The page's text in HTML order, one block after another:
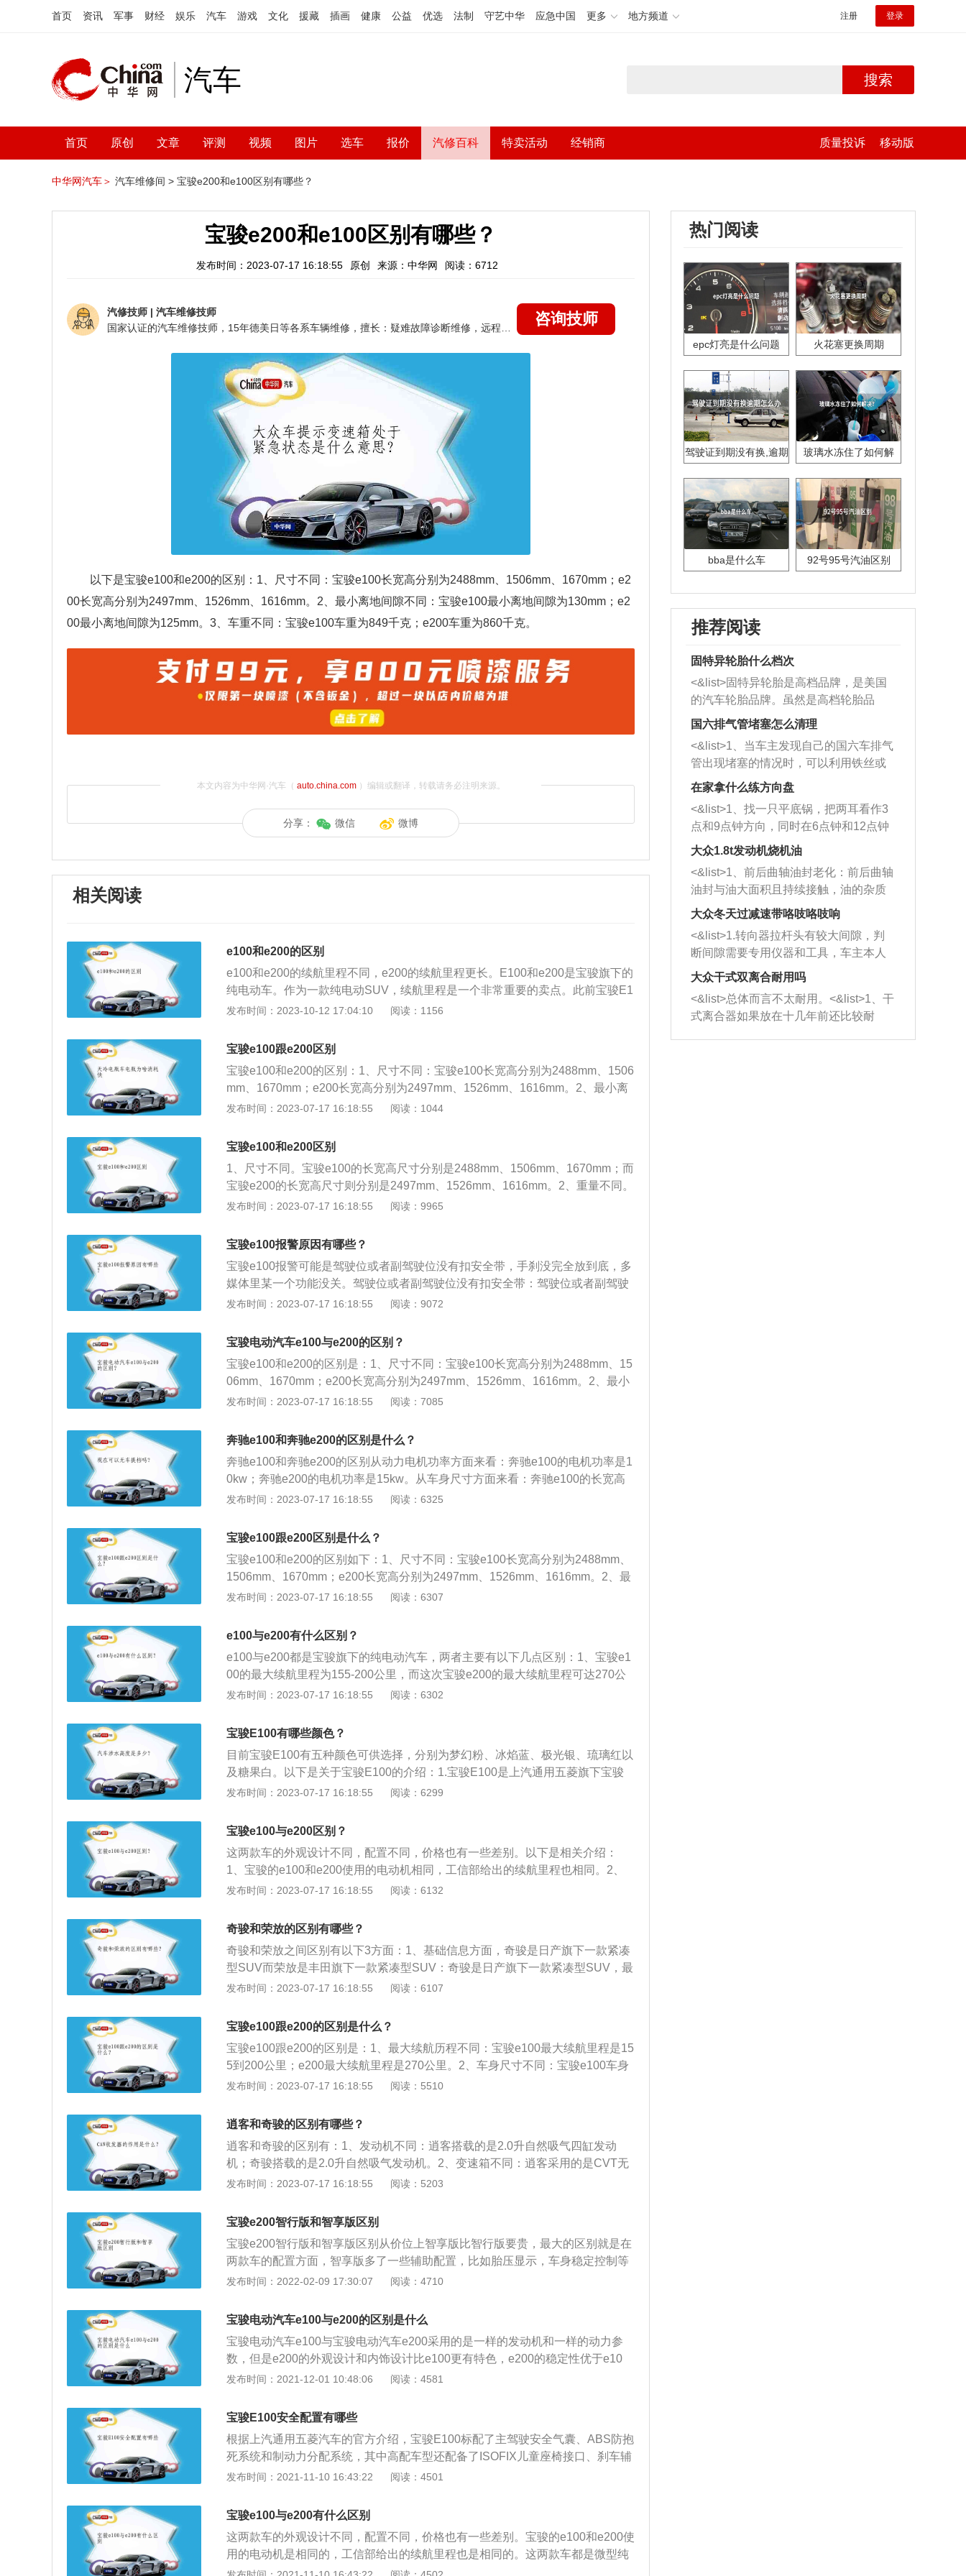
首页 资讯 军事 财经 娱乐 汽车 游戏 文化 援藏 插画 健康 公益 优选 法制 守艺中华 应急中国 更多 地方频道 注册 登录
汽车 搜索
首页 原创 文章 评测 视频 图片 选车 报价 汽修百科 特卖活动 经销商 质量投诉 移动版
中华网汽车＞ 汽车维修间 > 宝骏e200和e100区别有哪些？
宝骏e200和e100区别有哪些？
发布时间：2023-07-17 16:18:55 原创 来源：中华网 阅读：6712
汽修技师 | 汽车维修技师
咨询技师
以下是宝骏e100和e200的区别：1、尺寸不同：宝骏e100长宽高分别为2488mm、1506mm、1670mm；e2
00长宽高分别为2497mm、1526mm、1616mm。2、最小离地间隙不同：宝骏e100最小离地间隙为130mm；e2
00最小离地间隙为125mm。3、车重不同：宝骏e100车重为849千克；e200车重为860千克。
本文内容为中华网·汽车（ auto.china.com）编辑或翻译，转载请务必注明来源。
分享： 微信 微博
相关阅读
e100和e200的区别
e100和e200的续航里程不同，e200的续航里程更长。E100和e200是宝骏旗下的
纯电动车。作为一款纯电动SUV，续航里程是一个非常重要的卖点。此前宝骏E1
00的最大续航里程为155-200公里，但这次宝骏E200的最大续航里程可以达到27
出行。而且还增加了智能供电功能，让您的出行更加安全。E200空房间设计合
理，感觉比e100更舒适宽敞。e100的动力电机为10kW，e200的动力电机为15k
W。E200在安全方面，e200通过减少AB柱盲区、扩大后视镜视野来提升驾驶安
全性。同时为了提高乘坐舒适性，还改进了座椅的包裹性，更充分的支撑腰部，
增加了四向座椅调节功能。
发布时间：2023-10-12 17:04:10 阅读：1156
宝骏e100跟e200区别
宝骏e100和e200的区别：1、尺寸不同：宝骏e100长宽高分别为2488mm、1506
mm、1670mm；e200长宽高分别为2497mm、1526mm、1616mm。2、最小离
地间隙不同：宝骏e100最小离地间隙为130mm；e200最小离地间隙为125mm。
0两款车的生产厂商都为上汽通用五菱，发动机为纯电动39马力电动机，电动机
最大马力为39ps，电动机总功率为29kw。4、价格不同：宝骏e100和e200配置
不同，即价格也不同。这两款车都是微型纯电动汽车。纯电动汽车是可以使用绿
色新能源牌照的，在国家政策的鼓励下，有很多消费者都购买了纯电动汽车。在
很多限牌的城市，绿色新能源牌照是不需要摇号的。纯电动汽车的优点是有很多
是更好的。
发布时间：2023-07-17 16:18:55 阅读：1044
宝骏e100和e200区别
1、尺寸不同。宝骏e100的长宽高尺寸分别是2488mm、1506mm、1670mm；而
宝骏e200的长宽高尺寸则分别是2497mm、1526mm、1616mm。2、重量不同。
宝骏e100车身重849千克，宝骏e200车身重860千克。3、离地间隙不同。宝骏e
同。宝骏e200在宝骏e100的基础上，在中央空调部分采取了隔音降噪措施，用的
是低噪音风机，并且车身的减震工作能力是比较强大的。同时座椅设计合乎人体
力学，坐起来会比较舒适。电瓶采用的是锂电池设计，可以储备大量动能，续航
里程数可达到270km。
发布时间：2023-07-17 16:18:55 阅读：9965
宝骏e100报警原因有哪些？
宝骏e100报警可能是驾驶位或者副驾驶位没有扣安全带，手刹没完全放到底，多
媒体里某一个功能没关。驾驶位或者副驾驶位没有扣安全带：驾驶位或者副驾驶
位没有扣安全带，副驾驶不扣安全带也会滴滴响，扣了就不响;手刹没完全放到
一个功能没关，例如打开了WiFi自动查找，给关，就没声音。
发布时间：2023-07-17 16:18:55 阅读：9072
宝骏电动汽车e100与e200的区别？
宝骏e100和e200的区别是：1、尺寸不同：宝骏e100长宽高分别为2488mm、15
06mm、1670mm；e200长宽高分别为2497mm、1526mm、1616mm。2、最小
离地间隙不同：宝骏e100最小离地间隙为130mm；e200最小离地间隙为125m
e200两款车的生产厂商都为上汽通用五菱，发动机为纯电动39马力电动机，电动
机最大马力为39ps，电动机总功率为29kw。
发布时间：2023-07-17 16:18:55 阅读：7085
奔驰e100和奔驰e200的区别是什么？
奔驰e100和奔驰e200的区别从动力电机功率方面来看：奔驰e100的电机功率是1
0kw；奔驰e200的电机功率是15kw。从车身尺寸方面来看：奔驰e100的长宽高
分别为2488mm、1506mm、1670mm；奔驰e200的长宽高分别为2497mm、152
公里；奔驰e200的最大续航里程是270公里。从最小离地间隙方面来看：奔驰e1
00的最小离地间隙为130mm；奔驰e200的最小离地间隙为125mm。
发布时间：2023-07-17 16:18:55 阅读：6325
宝骏e100跟e200区别是什么？
宝骏e100和e200的区别如下：1、尺寸不同：宝骏e100长宽高分别为2488mm、
1506mm、1670mm；e200长宽高分别为2497mm、1526mm、1616mm。2、最
小离地间隙不同：宝骏e100最小离地间隙为130mm；e200最小离地间隙为125m
e200两款车的生产厂商都为上汽通用五菱，发动机为纯电动39马力电动机，电动
机最大马力为39ps，电动机总功率为29kw。
发布时间：2023-07-17 16:18:55 阅读：6307
e100与e200有什么区别？
e100与e200都是宝骏旗下的纯电动汽车，两者主要有以下几点区别：1、宝骏e1
00的最大续航里程为155-200公里，而这次宝骏e200的最大续航里程可达270公
里。2、e200空间设计合理，感觉比e100舒适，也宽敞许多，e100动力电机为10
的包裹性，对腰部的支撑更充分，并增加了4向座椅调节功能。
发布时间：2023-07-17 16:18:55 阅读：6302
宝骏E100有哪些颜色？
目前宝骏E100有五种颜色可供选择，分别为梦幻粉、冰焰蓝、极光银、琉璃红以
及糖果白。以下是关于宝骏E100的介绍：1.宝骏E100是上汽通用五菱旗下宝骏
品牌首款新能源汽车，2019款宝骏E100分别增加两款续航为250km的车型，分
黑处理，搭配双色车身的设计，营造出悬浮式车顶的视觉效果。
发布时间：2023-07-17 16:18:55 阅读：6299
宝骏e100与e200区别？
这两款车的外观设计不同，配置不同，价格也有一些差别。以下是相关介绍：
1、宝骏的e100和e200使用的电动机相同，工信部给出的续航里程也相同。2、
纯电动汽车可以使用绿色新能源牌照，在国家政策的鼓励下，有很多消费者都贝
和抖动，纯电动汽t驶时车内的静谧性更好。4、纯电动汽车在行驶时没有尾气排
放，这对保护地球环境有好处。
发布时间：2023-07-17 16:18:55 阅读：6132
奇骏和荣放的区别有哪些？
奇骏和荣放之间区别有以下3方面：1、基础信息方面，奇骏是日产旗下一款紧凑
型SUV而荣放是丰田旗下一款紧凑型SUV：奇骏是日产旗下一款紧凑型SUV，最
新款顶配车型是2021款2.5LCVTXVPremium至尊领航版4WD，荣放是丰田旗下
面，奇骏车身以及轴距要比荣放长：奇骏最新款顶配版车身长宽高为4675(mm)x
1830(mm)x1724(mm)，轴距为2706(mm)，荣放最新款顶配版车身长宽高为4600
(mm)x1855(mm)x1680(mm)，轴距为2690(mm)。整体车身方面，奇骏顶配版车
身要比荣放顶配版车身长，同时奇骏顶配版轴距也要比荣放顶配版轴距长；3、
动力方面，奇骏搭载一台2.5L自然吸气发动机而荣放搭载一台2.5L自然吸气发动
大扭矩239N·m，匹配CVT无级变速(模拟7挡)变速箱；荣放搭载一台2.5L自然吸
气发动机，最大马力178Ps，最大功率131kW，最大扭矩221N·m，匹配E-CVT
无级变速变速箱，同时搭载是一台电动机，最大马力174Ps，最大功率128kW。
发布时间：2023-07-17 16:18:55 阅读：6107
宝骏e100跟e200的区别是什么？
宝骏e100跟e200的区别是：1、最大续航历程不同：宝骏e100最大续航里程是15
5到200公里；e200最大续航里程是270公里。2、车身尺寸不同：宝骏e100车身
尺寸是长2488mm、宽1506mm、高1670mm；e200车身尺寸是长2497mm、宽1
m；e200最小离点间隙是125mm。
发布时间：2023-07-17 16:18:55 阅读：5510
逍客和奇骏的区别有哪些？
逍客和奇骏的区别有：1、发动机不同：逍客搭载的是2.0升自然吸气四缸发动
机；奇骏搭载的是2.0升自然吸气发动机。2、变速箱不同：逍客采用的是CVT无
极变速箱；奇骏采用的是6速手动和7速CVT无级变速箱。3、尺寸不同：逍客长
4675mm、1820mm、1722mm，轴距是2706mm。
发布时间：2023-07-17 16:18:55 阅读：5203
宝骏e200智行版和智享版区别
宝骏e200智行版和智享版区别从价位上智享版比智行版要贵，最大的区别就是在
两款车的配置方面，智享版多了一些辅助配置，比如胎压显示，车身稳定控制等
配置。这款车是宝骏新出的两款车型，在预算许可的情况下，智享版的驾驶体验
享版配置了多倒车影像以及无钥匙启动和进入功能，让整体看起来高档很多，而
且在日常驾驶过程也省心了不少。智享版有驾驶位车窗升降以及防夹手功能。这
种配置跟同级别的车型对比，属于性价比较高的。当然对于追求动力的车主来
说，这两款车的区别就不是很明显，但在价格相差一万的前提下，购买智享版感
觉划得来些。
发布时间：2022-02-09 17:30:07 阅读：4710
宝骏电动汽车e100与e200的区别是什么
宝骏电动汽车e100与宝骏电动汽车e200采用的是一样的发动机和一样的动力参
数，但是e200的外观设计和内饰设计比e100更有特色，e200的稳定性优于e10
0。新能源汽车是指除汽油发动机柴油发动机之外的其他能源汽车，新能源汽车
其中混合动力汽车是指采用两个或多个驱动系统联合使用的车辆，汽车的行驶由
多个驱动系统共同提供，目前大部分新能源汽车都是采用混合动力形式。纯电动
汽车是指采用单一蓄电池作为动力源的汽车，通过电池向汽车提供电能驱动车辆
运行。
发布时间：2021-12-01 10:48:06 阅读：4581
宝骏E100安全配置有哪些
根据上汽通用五菱汽车的官方介绍，宝骏E100标配了主驾驶安全气囊、ABS防抱
死系统和制动力分配系统，其中高配车型还配备了ISOFIX儿童座椅接口、刹车辅
助系统、牵引力控制系统和车身稳定控制系统。截止到2019年12月，市面上在售
统、刹车辅助系统、牵引力控制系统和车身稳定系统，可以在一定程度上增加汽
车行驶时的稳定性。对于一些中高档汽车来说，它们还会配备车道偏离预警系
统、车道保持辅助系统、主动刹车/主动安全系统和道路交通标识识别系统，进一
步提高了用车安全。当然，安全配置再多也是次要的，真正决定驾驶安全的还是
发布时间：2021-11-10 16:43:22 阅读：4501
宝骏e100与e200有什么区别
这两款车的外观设计不同，配置不同，价格也有一些差别。宝骏的e100和e200使
用的电动机是相同的，工信部给出的续航里程也是相同的。这两款车都是微型纯
电动汽车。纯电动汽车是可以使用绿色新能源牌照的，在国家政策的鼓励下，有
热门阅读
epc灯亮是什么问题 火花塞更换周期
驾驶证到期没有换,逾期
玻璃水冻住了如何解
bba是什么车 92号95号汽油区别
推荐阅读
固特异轮胎什么档次
<&list>固特异轮胎是高档品牌，是美国
的汽车轮胎品牌。虽然是高档轮胎品
牌，但是中高低端的轮胎都有生产，这
也是为了更好的开拓市场。
国六排气管堵塞怎么清理
<&list>1、当车主发现自己的国六车排气
管出现堵塞的情况时，可以利用铁丝或
者是细棍，直接将杂物给取出来，如果
堵塞情况比较严重，也可以采取应急措
施。 <&list>2、直接利用木棍将所有的
杂物推到排气管里面的位置处，然后将
三元催化器拆解开，就可以将堵塞的东
西取出来。但如果是因为积碳过多引起
的堵塞，就需要将三元催化器泡在草酸
洗剂对堵塞的情况得到解决，将清洗剂
放在燃油箱中，与燃油混合后，车辆启
动时，就可以和汽油一起进入到燃烧
室，最后形成废气排出，就可以让三元
催化器得到清洗，排气管堵塞的情况就
能够得到解决。
在家拿什么练方向盘
<&list>1、找一只平底锅，把两耳看作3
点和9点钟方向，同时在6点钟和12点钟
方向做一个标记。 <&list>2、双手握住
一圈半的练习，往右同样也要打相同的
圈数。 <&list>3、最后强调要反复练
习，这样就可以形成肌肉记忆，在真实
驾驶车辆时，不需要记忆也能打好方
向。
大众1.8t发动机烧机油
<&list>1、前后曲轴油封老化：前后曲轴
油封与油大面积且持续接触，油的杂质
和发动机内持续温度变化使其密封效果
逐渐减弱，导致渗油或漏油。<&list>2、
活塞间隙过大：积碳会使活塞环与缸体
的间隙扩大，导致机油流入燃烧室中，
造成烧机油。<&list>3、机油粘度。使用
机油粘度过小的话，同样会有烧机油现
象，机油粘度过小具有很好的流动性，
大众冬天过减速带咯吱咯吱响
<&list>1.转向器拉杆头有较大间隙，判
断间隙需要专用仪器和工具，车主本人
无法制作，需要将车辆送到修理厂或4s
店；<&list>2.车辆半轴套管防尘罩破
裂，破裂后会出现漏油现象，使半轴磨
损严重，磨损的半轴容易损坏，产生异
响；<&list>3.稳定器的转向胶套和球头
大众干式双离合耐用吗
<&list>总体而言不太耐用。<&list>1、干
式离合器如果放在十几年前还比较耐